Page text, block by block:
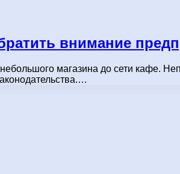
внимание
магазина до сети кафе.